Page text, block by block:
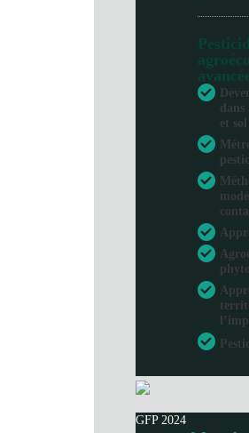
dans
et sol
GFP 2024